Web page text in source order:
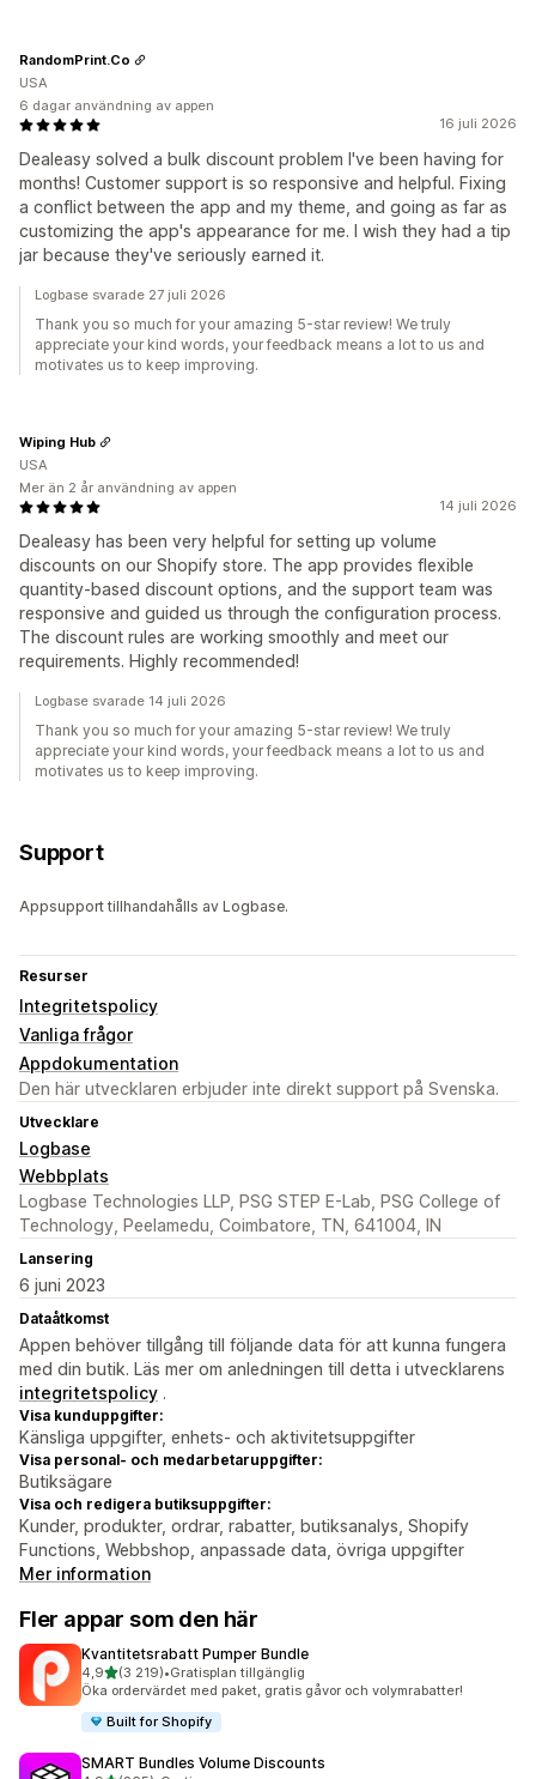
16 juli 2026
Dealeasy solved a bulk discount problem I've been having for
months! Customer support is so responsive and helpful. Fixing
a conflict between the app and my theme, and going as far as
customizing the app's appearance for me. I wish they had a tip
jar because they've seriously earned it.
RandomPrint.Co
USA
6 dagar användning av appen
Logbase svarade 27 juli 2026
Thank you so much for your amazing 5-star review! We truly
appreciate your kind words, your feedback means a lot to us and
motivates us to keep improving.
14 juli 2026
Dealeasy has been very helpful for setting up volume
discounts on our Shopify store. The app provides flexible
quantity-based discount options, and the support team was
responsive and guided us through the configuration process.
The discount rules are working smoothly and meet our
requirements. Highly recommended!
Wiping Hub
USA
Mer än 2 år användning av appen
Logbase svarade 14 juli 2026
Thank you so much for your amazing 5-star review! We truly
appreciate your kind words, your feedback means a lot to us and
motivates us to keep improving.
Support
Appsupport tillhandahålls av Logbase.
Resurser
Integritetspolicy
Vanliga frågor
Appdokumentation
Den här utvecklaren erbjuder inte direkt support på Svenska.
Utvecklare
Logbase
Webbplats
Logbase Technologies LLP, PSG STEP E-Lab, PSG College of
Technology, Peelamedu, Coimbatore, TN, 641004, IN
Lansering
6 juni 2023
Dataåtkomst
Appen behöver tillgång till följande data för att kunna fungera
med din butik. Läs mer om anledningen till detta i utvecklarens
integritetspolicy .
Visa kunduppgifter:
Känsliga uppgifter, enhets- och aktivitetsuppgifter
Visa personal- och medarbetaruppgifter:
Butiksägare
Visa och redigera butiksuppgifter:
Kunder, produkter, ordrar, rabatter, butiksanalys, Shopify
Functions, Webbshop, anpassade data, övriga uppgifter
Mer information
Fler appar som den här
Kvantitetsrabatt Pumper Bundle
4,9av 5 stjärnor
(3 219)
3219 recensioner totalt
•Gratisplan tillgänglig
Öka ordervärdet med paket, gratis gåvor och volymrabatter!
Built for Shopify
SMART Bundles Volume Discounts